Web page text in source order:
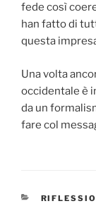
fede così
han fatto di
questa
Una volta
occidentale è
da un
fare col